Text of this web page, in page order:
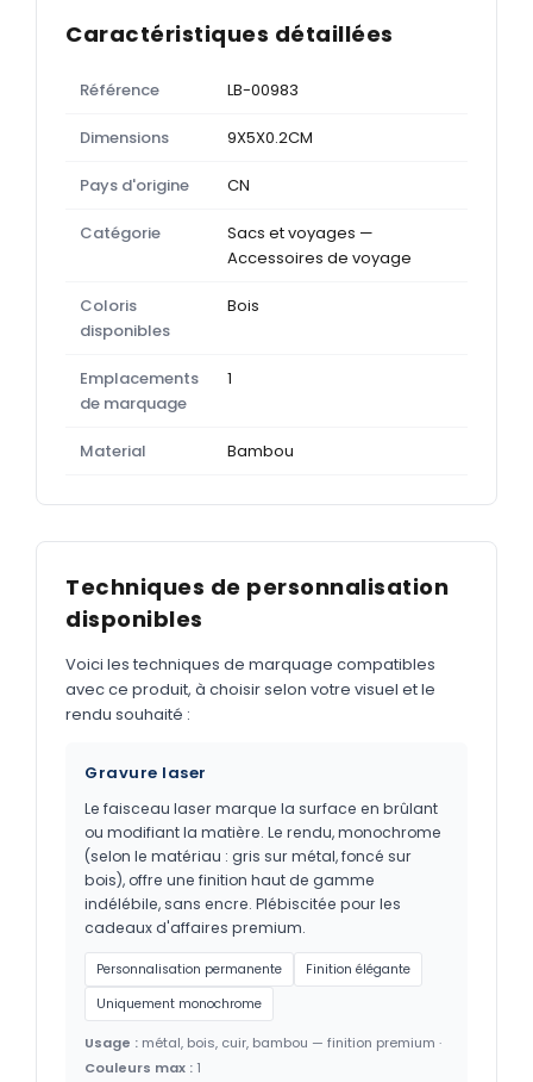
Caractéristiques détaillées
Référence LB-00983
Dimensions 9X5X0.2CM
Pays d'origine CN
Catégorie
Sacs et voyages —
Accessoires de voyage
Coloris
disponibles
Bois
Emplacements
de marquage
1
Material Bambou
Techniques de personnalisation
disponibles
Voici les techniques de marquage compatibles
avec ce produit, à choisir selon votre visuel et le
rendu souhaité :
Gravure laser
Le faisceau laser marque la surface en brûlant
ou modifiant la matière. Le rendu, monochrome
(selon le matériau : gris sur métal, foncé sur
bois), offre une finition haut de gamme
indélébile, sans encre. Plébiscitée pour les
cadeaux d'affaires premium.
Personnalisation permanente
Finition élégante
Uniquement monochrome
Usage : métal, bois, cuir, bambou — finition premium ·
Couleurs max : 1